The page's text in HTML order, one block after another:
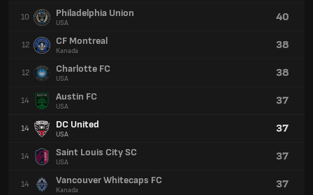
10 Philadelphia Union
USA 40
12 CF Montreal
Kanada 38
12 Charlotte FC
USA 38
14 Austin FC
USA 37
14 DC United
USA 37
14 Saint Louis City SC
USA 37
14 Vancouver Whitecaps FC
Kanada 37